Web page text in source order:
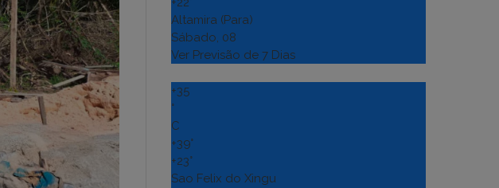
Altamira (Para)
Sábado, 08
Ver Previsão de 7 Dias
+35
°
C
+39°
+23°
Sao Felix do Xingu